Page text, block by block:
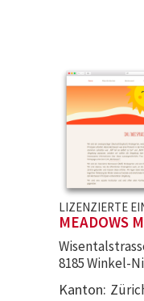
LIZENZIERTE
MEADOWS
8185 Winkel-
Kanton